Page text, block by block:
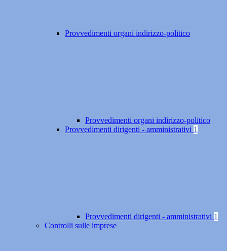
Provvedimenti organi indirizzo-politico
Provvedimenti organi indirizzo-politico
Provvedimenti dirigenti - amministrativi 1
Provvedimenti dirigenti - amministrativi 1
Controlli sulle imprese